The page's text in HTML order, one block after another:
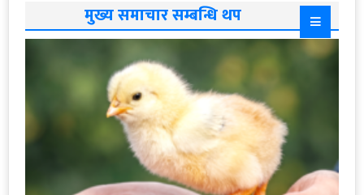
मुख्य समाचार सम्बन्धि थप